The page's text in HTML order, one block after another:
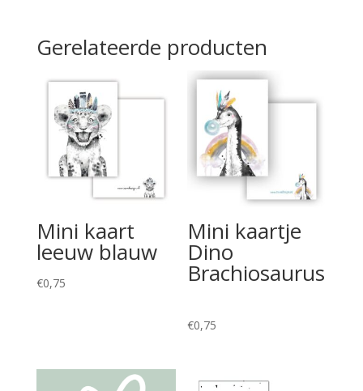
Gerelateerde producten
Mini kaart
leeuw blauw
€0,75
Mini kaartje
Dino
Brachiosaurus
€0,75